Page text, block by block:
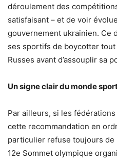
déroulement des
satisfaisant – et de voir
gouvernement ukrainien. Ce
ses sportifs de boycotter
Russes avant d’assouplir sa
Un signe clair du monde
Par ailleurs, si les
cette recommandation en
particulier refuse toujours
12e Sommet olympique